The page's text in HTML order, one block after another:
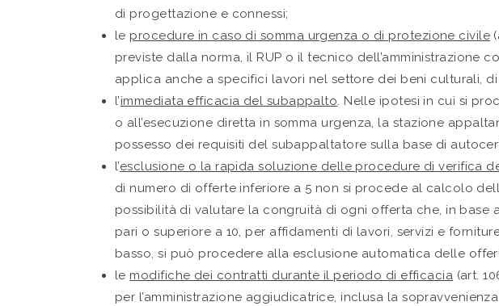
di progettazione e connessi;
le procedure in caso di somma urgenza o di protezione civile
previste dalla norma, il RUP o il tecnico dell’amministrazione
applica anche a specifici lavori nel settore dei beni culturali,
l’immediata efficacia del subappalto. Nelle ipotesi in cui si
o all’esecuzione diretta in somma urgenza, la stazione
possesso dei requisiti del subappaltatore sulla base di
l’esclusione o la rapida soluzione delle procedure di verifica
di numero di offerte inferiore a 5 non si procede al calcolo
possibilità di valutare la congruità di ogni offerta che, in base
pari o superiore a 10, per affidamenti di lavori, servizi e
basso, si può procedere alla esclusione automatica delle
le modifiche dei contratti durante il periodo di efficacia (art.
per l’amministrazione aggiudicatrice, inclusa la